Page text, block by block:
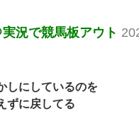
況で競馬板アウト
しにしているのを
ずに戻してる